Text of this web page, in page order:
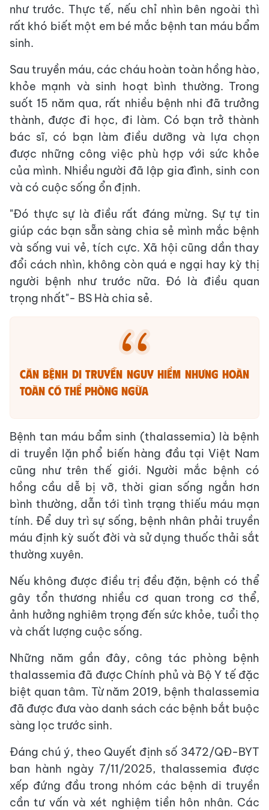
như trước. Thực tế, nếu chỉ nhìn bên ngoài thì
rất khó biết một em bé mắc bệnh tan máu bẩm
sinh.
Sau truyền máu, các cháu hoàn toàn hồng hào,
khỏe mạnh và sinh hoạt bình thường. Trong
suốt 15 năm qua, rất nhiều bệnh nhi đã trưởng
thành, được đi học, đi làm. Có bạn trở thành
bác sĩ, có bạn làm điều dưỡng và lựa chọn
được những công việc phù hợp với sức khỏe
của mình. Nhiều người đã lập gia đình, sinh con
và có cuộc sống ổn định.
"Đó thực sự là điều rất đáng mừng. Sự tự tin
giúp các bạn sẵn sàng chia sẻ mình mắc bệnh
và sống vui vẻ, tích cực. Xã hội cũng dần thay
đổi cách nhìn, không còn quá e ngại hay kỳ thị
người bệnh như trước nữa. Đó là điều quan
trọng nhất"- BS Hà chia sẻ.
Căn bệnh di truyền nguy hiểm nhưng hoàn
toàn có thể phòng ngừa
Bệnh tan máu bẩm sinh (thalassemia) là bệnh
di truyền lặn phổ biến hàng đầu tại Việt Nam
cũng như trên thế giới. Người mắc bệnh có
hồng cầu dễ bị vỡ, thời gian sống ngắn hơn
bình thường, dẫn tới tình trạng thiếu máu mạn
tính. Để duy trì sự sống, bệnh nhân phải truyền
máu định kỳ suốt đời và sử dụng thuốc thải sắt
thường xuyên.
Nếu không được điều trị đều đặn, bệnh có thể
gây tổn thương nhiều cơ quan trong cơ thể,
ảnh hưởng nghiêm trọng đến sức khỏe, tuổi thọ
và chất lượng cuộc sống.
Những năm gần đây, công tác phòng bệnh
thalassemia đã được Chính phủ và Bộ Y tế đặc
biệt quan tâm. Từ năm 2019, bệnh thalassemia
đã được đưa vào danh sách các bệnh bắt buộc
sàng lọc trước sinh.
Đáng chú ý, theo Quyết định số 3472/QĐ-BYT
ban hành ngày 7/11/2025, thalassemia được
xếp đứng đầu trong nhóm các bệnh di truyền
cần tư vấn và xét nghiệm tiền hôn nhân. Các